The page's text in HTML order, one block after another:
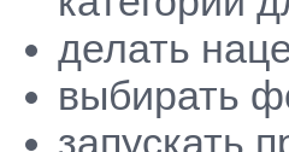
делать
выбирать
запускать